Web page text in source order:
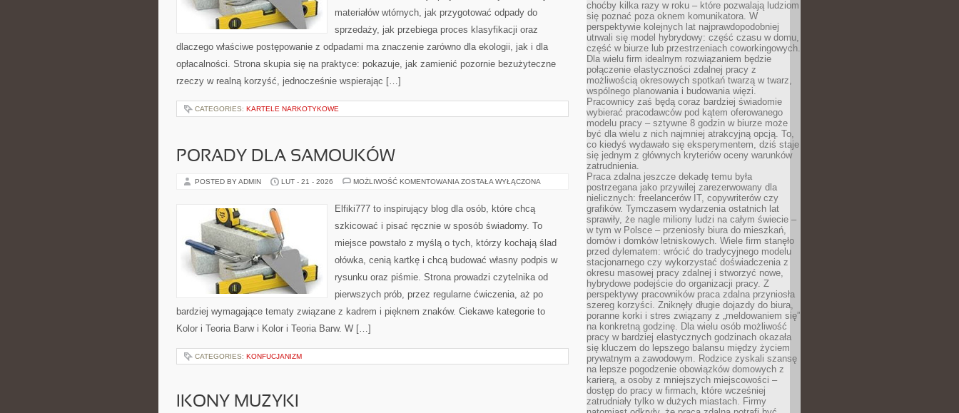
materiałów wtórnych, jak przygotować odpady do
sprzedaży, jak przebiega proces klasyfikacji oraz
dlaczego właściwe postępowanie z odpadami ma znaczenie zarówno dla ekologii, jak i dla
opłacalności. Strona skupia się na praktyce: pokazuje, jak zamienić pozornie bezużyteczne
rzeczy w realną korzyść, jednocześnie wspierając […]
CATEGORIES: KARTELE NARKOTYKOWE
PORADY DLA SAMOUKÓW
POSTED BY ADMIN LUT - 21 - 2026 MOŻLIWOŚĆ KOMENTOWANIA PORADY
ZOSTAŁA WYŁĄCZONA
Elfiki777 to inspirujący blog dla osób, które chcą
szkicować i pisać ręcznie w sposób świadomy. To
miejsce powstało z myślą o tych, którzy kochają ślad
ołówka, cenią kartkę i chcą budować własny podpis w
rysunku oraz piśmie. Strona prowadzi czytelnika od
pierwszych prób, przez regularne ćwiczenia, aż po
bardziej wymagające tematy związane z kadrem i pięknem znaków. Ciekawe kategorie to
Kolor i Teoria Barw i Kolor i Teoria Barw. W […]
CATEGORIES: KONFUCJANIZM
IKONY MUZYKI
choćby kilka razy w roku – które pozwalają ludziom
się poznać poza oknem komunikatora. W
perspektywie kolejnych lat najprawdopodobniej
utrwali się model hybrydowy: część czasu w domu,
część w biurze lub przestrzeniach coworkingowych.
Dla wielu firm idealnym rozwiązaniem będzie
połączenie elastyczności zdalnej pracy z
możliwością okresowych spotkań twarzą w twarz,
wspólnego planowania i budowania więzi.
Pracownicy zaś będą coraz bardziej świadomie
wybierać pracodawców pod kątem oferowanego
modelu pracy – sztywne 8 godzin w biurze może
być dla wielu z nich najmniej atrakcyjną opcją. To,
co kiedyś wydawało się eksperymentem, dziś staje
się jednym z głównych kryteriów oceny warunków
zatrudnienia.
Praca zdalna jeszcze dekadę temu była
postrzegana jako przywilej zarezerwowany dla
nielicznych: freelancerów IT, copywriterów czy
grafików. Tymczasem wydarzenia ostatnich lat
sprawiły, że nagle miliony ludzi na całym świecie –
w tym w Polsce – przeniosły biura do mieszkań,
domów i domków letniskowych. Wiele firm stanęło
przed dylematem: wrócić do tradycyjnego modelu
stacjonarnego czy wykorzystać doświadczenia z
okresu masowej pracy zdalnej i stworzyć nowe,
hybrydowe podejście do organizacji pracy. Z
perspektywy pracowników praca zdalna przyniosła
szereg korzyści. Zniknęły długie dojazdy do biura,
poranne korki i stres związany z „meldowaniem się”
na konkretną godzinę. Dla wielu osób możliwość
pracy w bardziej elastycznych godzinach okazała
się kluczem do lepszego balansu między życiem
prywatnym a zawodowym. Rodzice zyskali szansę
na lepsze pogodzenie obowiązków domowych z
karierą, a osoby z mniejszych miejscowości –
dostęp do pracy w firmach, które wcześniej
zatrudniały tylko w dużych miastach. Firmy